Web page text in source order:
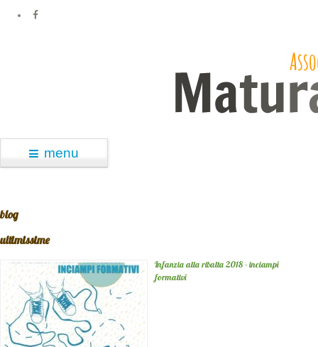
menu
blog
ultimissime
Infanzia alla ribalta 2018 - inciampi
formativi